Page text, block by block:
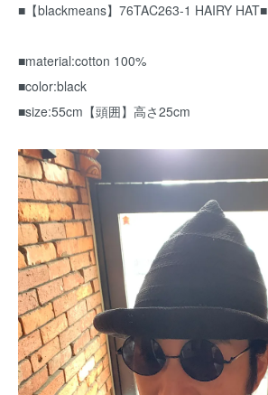
■【blackmeans】76TAC263-1 HAIRY HAT■
■material:cotton 100%
■color:black
■size:55cm【頭囲】高さ25cm